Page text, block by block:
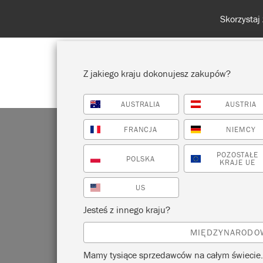
POKAŻ WSZYSTKO FARBA
Z jakiego kraju dokonujesz zakupów?
AUSTRALIA AUSTRIA
FRANCJA NIEMCY
POLSKA POZOSTAŁE
KRAJE UE
US
Jesteś z innego kraju?
Mamy tysiące sprzedawców na całym świecie.